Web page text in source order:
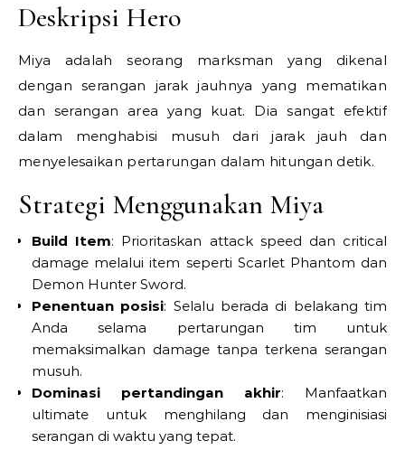
Deskripsi Hero
Miya adalah seorang marksman yang dikenal
dengan serangan jarak jauhnya yang mematikan
dan serangan area yang kuat. Dia sangat efektif
dalam menghabisi musuh dari jarak jauh dan
menyelesaikan pertarungan dalam hitungan detik.
Strategi Menggunakan Miya
Build Item: Prioritaskan attack speed dan critical
damage melalui item seperti Scarlet Phantom dan
Demon Hunter Sword.
Penentuan posisi: Selalu berada di belakang tim
Anda selama pertarungan tim untuk
memaksimalkan damage tanpa terkena serangan
musuh.
Dominasi pertandingan akhir: Manfaatkan
ultimate untuk menghilang dan menginisiasi
serangan di waktu yang tepat.